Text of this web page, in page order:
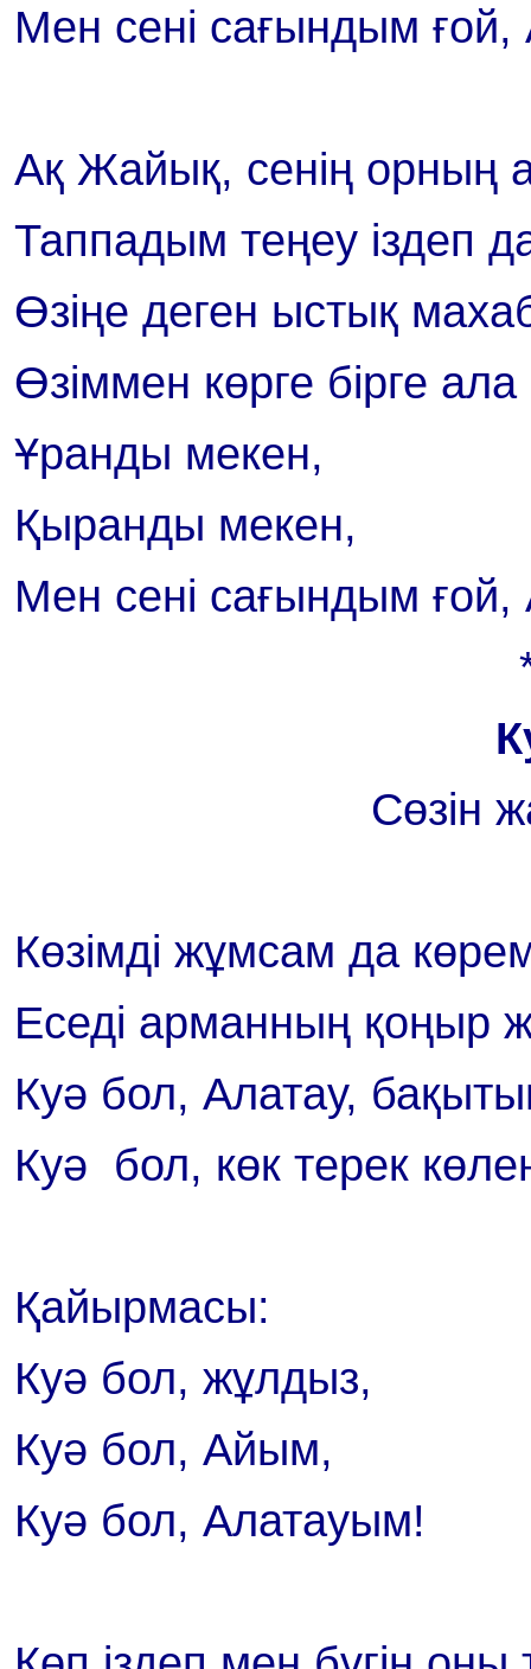
Мен сені сағындым
Ақ Жайық, сенің орның
Таппадым теңеу іздеп
Өзіңе деген ыстық
Өзіммен көрге бірге
Ұранды мекен,
Қыранды мекен,
Мен сені сағындым
Сөзін
Көзімді жұмсам да
Еседі арманның қоңыр
Куә бол, Алатау,
Куә бол, көк терек
Қайырмасы:
Куә бол, жұлдыз,
Куә бол, Айым,
Куә бол, Алатауым!